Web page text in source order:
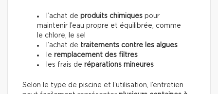
l’achat de produits chimiques pour
maintenir l’eau propre et équilibrée, comme
le chlore, le sel
l’achat de traitements contre les algues
le remplacement des filtres
les frais de réparations mineures
Selon le type de piscine et l’utilisation, l’entretien